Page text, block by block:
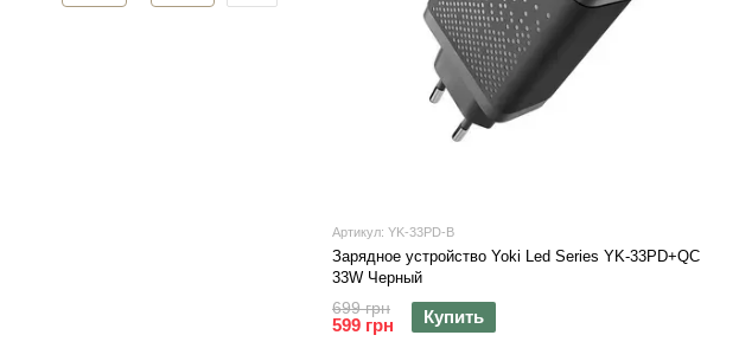
Артикул: YK-33PD-B
Зарядное устройство Yoki Led Series YK-33PD+QC
33W Черный
699 грн
599 грн Купить